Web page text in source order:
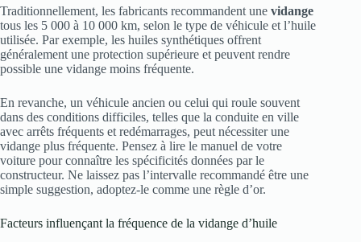
Traditionnellement, les fabricants recommandent une vidange
tous les 5 000 à 10 000 km, selon le type de véhicule et l’huile
utilisée. Par exemple, les huiles synthétiques offrent
généralement une protection supérieure et peuvent rendre
possible une vidange moins fréquente.
En revanche, un véhicule ancien ou celui qui roule souvent
dans des conditions difficiles, telles que la conduite en ville
avec arrêts fréquents et redémarrages, peut nécessiter une
vidange plus fréquente. Pensez à lire le manuel de votre
voiture pour connaître les spécificités données par le
constructeur. Ne laissez pas l’intervalle recommandé être une
simple suggestion, adoptez-le comme une règle d’or.
Facteurs influençant la fréquence de la vidange d’huile